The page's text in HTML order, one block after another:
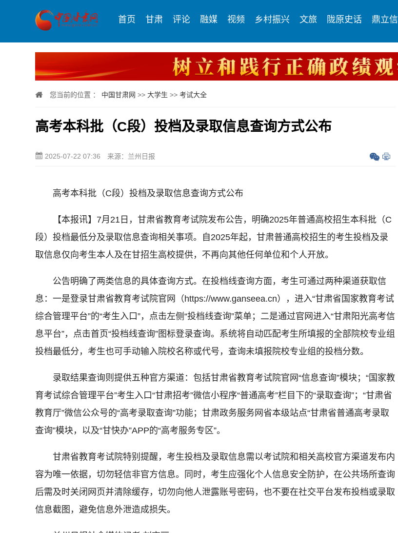
首页 甘肃 评论 融媒 视频 乡村振兴 文旅 陇原史话 鼎立信
您当前的位置 ： 中国甘肃网 >> 大学生 >> 考试大全
高考本科批（C段）投档及录取信息查询方式公布
2025-07-22 07:36 来源：兰州日报
高考本科批（C段）投档及录取信息查询方式公布
【本报讯】7月21日，甘肃省教育考试院发布公告，明确2025年普通高校招生本科批（C
段）投档最低分及录取信息查询相关事项。自2025年起，甘肃普通高校招生的考生投档及录
取信息仅向考生本人及在甘招生高校提供，不再向其他任何单位和个人开放。
公告明确了两类信息的具体查询方式。在投档线查询方面，考生可通过两种渠道获取信
息：一是登录甘肃省教育考试院官网（https://www.ganseea.cn），进入“甘肃省国家教育考试
综合管理平台”的“考生入口”，点击左侧“投档线查询”菜单；二是通过官网进入“甘肃阳光高考信
息平台”，点击首页“投档线查询”图标登录查询。系统将自动匹配考生所填报的全部院校专业组
投档最低分，考生也可手动输入院校名称或代号，查询未填报院校专业组的投档分数。
录取结果查询则提供五种官方渠道：包括甘肃省教育考试院官网“信息查询”模块；“国家教
育考试综合管理平台”考生入口“甘肃招考”微信小程序“普通高考”栏目下的“录取查询”；“甘肃省
教育厅”微信公众号的“高考录取查询”功能；甘肃政务服务网省本级站点“甘肃省普通高考录取
查询”模块，以及“甘快办”APP的“高考服务专区”。
甘肃省教育考试院特别提醒，考生投档及录取信息需以考试院和相关高校官方渠道发布内
容为唯一依据，切勿轻信非官方信息。同时，考生应强化个人信息安全防护，在公共场所查询
后需及时关闭网页并清除缓存，切勿向他人泄露账号密码，也不要在社交平台发布投档或录取
信息截图，避免信息外泄造成损失。